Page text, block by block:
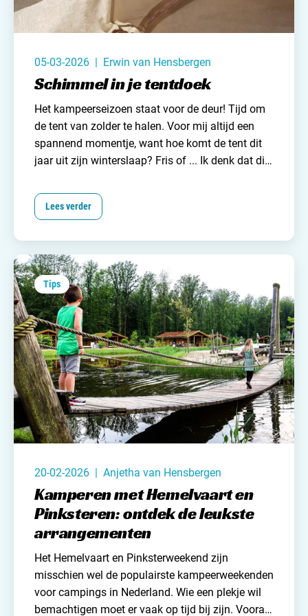
05-03-2026 | Erwin van Hensbergen
Schimmel in je tentdoek
Het kampeerseizoen staat voor de deur! Tijd om
de tent van zolder te halen. Voor mij altijd een
spannend momentje, want hoe komt de tent dit
jaar uit zijn winterslaap? Fris of ... Ik denk dat dit
wanneer je al eens eerder schimmel in je tent
hebt gehad. Gelukkig is er (in veel gevallen) geen
bij bent. Hoe je dit het beste aanpakt lees je hier.
Lees verder
Tips
20-02-2026 | Anjetha van Hensbergen
Kamperen met Hemelvaart en
Pinksteren: ontdek de leukste
arrangementen
Het Hemelvaart en Pinksterweekend zijn
misschien wel de populairste kampeerweekenden
voorcampings in Nederland. Wie een plekje wil
bemachtigen moet er vaak op tijd bij zijn. Vooral